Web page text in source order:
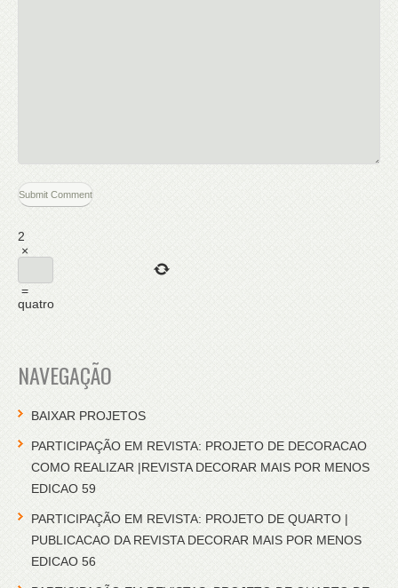
2
×
=
quatro
NAVEGAÇÃO
BAIXAR PROJETOS
PARTICIPAÇÃO EM REVISTA: PROJETO DE DECORACAO
COMO REALIZAR |REVISTA DECORAR MAIS POR MENOS
EDICAO 59
PARTICIPAÇÃO EM REVISTA: PROJETO DE QUARTO |
PUBLICACAO DA REVISTA DECORAR MAIS POR MENOS
EDICAO 56